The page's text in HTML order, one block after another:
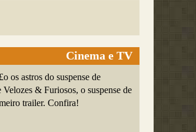
Cinema e TV
os astros do suspense de
& Furiosos, o suspense de
trailer. Confira!